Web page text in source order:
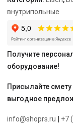
внутрипольные
Получите
оборудование!
Присылайте
выгодное
info@shoprs.ru | +7